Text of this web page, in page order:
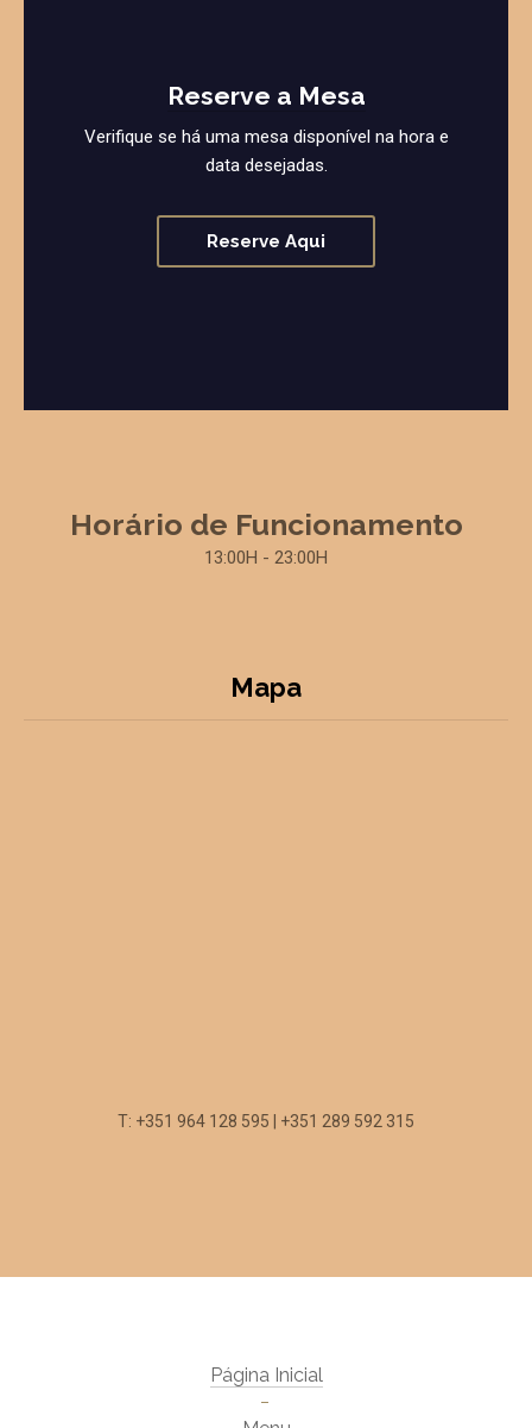
Reserve a Mesa
Verifique se há uma mesa disponível na hora e
data desejadas.
Reserve Aqui
Horário de Funcionamento
13:00H - 23:00H
Mapa
T: +351 964 128 595 | +351 289 592 315
Página Inicial